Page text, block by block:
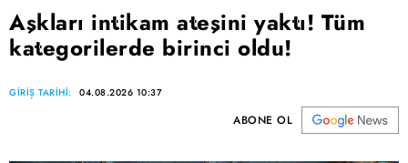
Aşkları intikam ateşini yaktı! Tüm
kategorilerde birinci oldu!
GİRİŞ TARİHİ: 04.08.2026 10:37
ABONE OL